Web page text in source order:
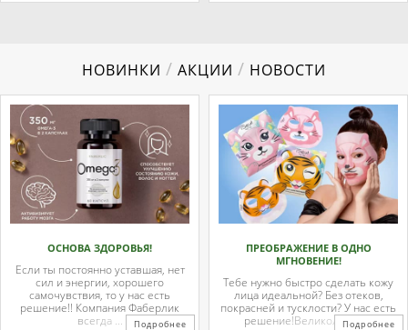
НОВИНКИ / АКЦИИ / НОВОСТИ
ОСНОВА ЗДОРОВЬЯ!
Если ты постоянно уставшая, нет
сил и энергии, хорошего
самочувствия, то у нас есть
решение!! Компания Фаберлик
всегда ...
Подробнее
ПРЕОБРАЖЕНИЕ В ОДНО
МГНОВЕНИЕ!
Тебе нужно быстро сделать кожу
лица идеальной? Без отеков,
покрасней и тусклости? У нас есть
решение!Великолепные
Подробнее